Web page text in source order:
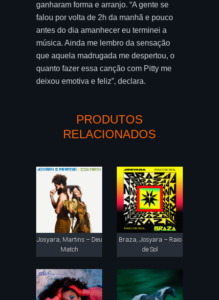
ganharam forma e arranjo. “A gente se
falou por volta de 2h da manhã e pouco
antes do dia amanhecer eu terminei a
música. Ainda me lembro da sensação
que aquela madrugada me despertou, o
quanto fazer essa canção com Pitty me
deixou emotiva e feliz”, declara.
PRODUTOS
RELACIONADOS
Josyara, Martins – Deu
Match
Braza, Josyara – Raio
de Sol